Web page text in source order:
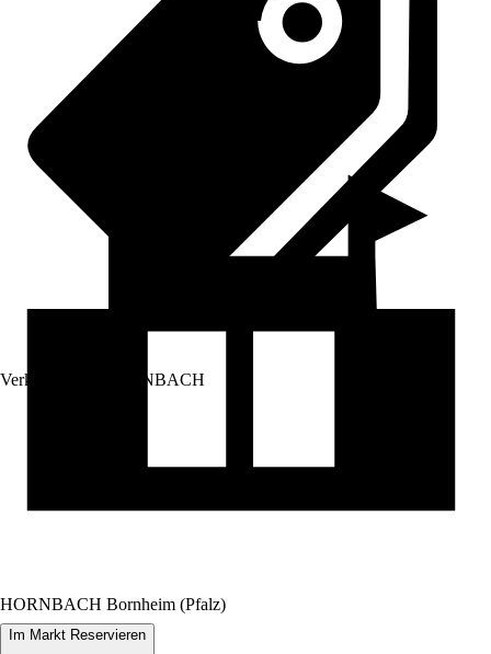
Verkauf durch: HORNBACH
HORNBACH Bornheim (Pfalz)
Im Markt Reservieren